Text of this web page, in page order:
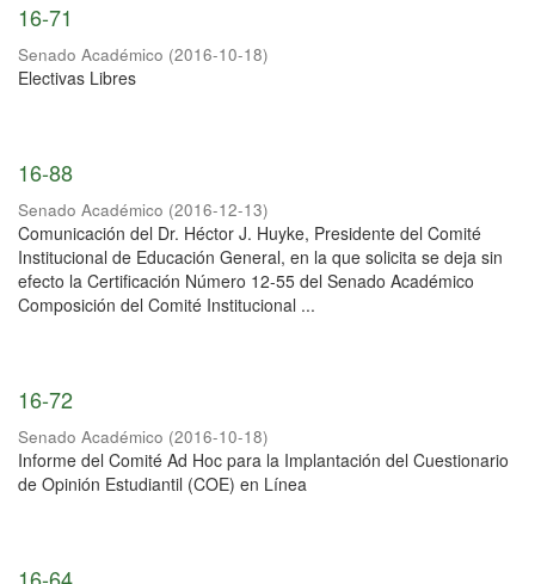
16-71
Senado Académico (2016-10-18)
Electivas Libres
16-88
Senado Académico (2016-12-13)
Comunicación del Dr. Héctor J. Huyke, Presidente del Comité
Institucional de Educación General, en la que solicita se deja sin
efecto la Certificación Número 12-55 del Senado Académico
Composición del Comité Institucional ...
16-72
Senado Académico (2016-10-18)
Informe del Comité Ad Hoc para la Implantación del Cuestionario
de Opinión Estudiantil (COE) en Línea